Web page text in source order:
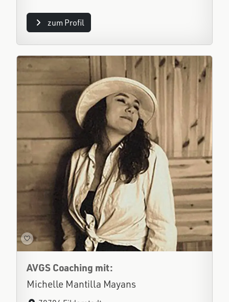
zum Profil
AVGS Coaching mit:
Michelle Mantilla Mayans